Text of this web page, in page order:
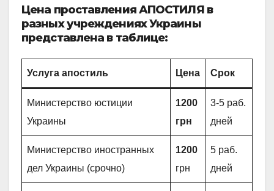
Цена проставления АПОСТИЛЯ в
разных учреждениях Украины
представлена в таблице:
Услуга апостиль Цена Срок
Министерство юстиции
Украины
1200
грн
3-5 раб.
дней
Министерство иностранных
дел Украины (срочно)
1200
грн
5 раб.
дней